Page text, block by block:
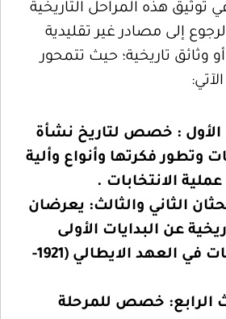
هذه المراحل التاريخية
إلى مصادر غير تقليدية
وثائق تاريخية؛ حيث تتمحور
الأول : خصص لتاريخ نشأة
وتطور فكرتها وأنواع وألية
الانتخابات .
الثاني والثالث: يعرضان
عن البدايات الأولى
للانتخابات في العهد الايطالي (1921-
الرابع: خصص للمرحلة